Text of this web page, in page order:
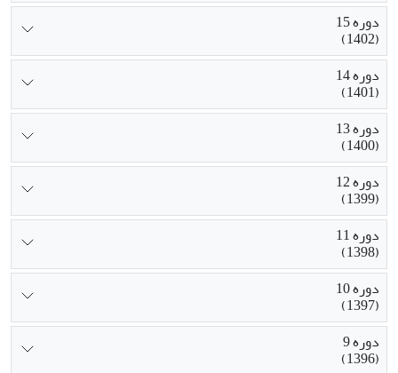
دوره 15
(1402)
دوره 14
(1401)
دوره 13
(1400)
دوره 12
(1399)
دوره 11
(1398)
دوره 10
(1397)
دوره 9
(1396)